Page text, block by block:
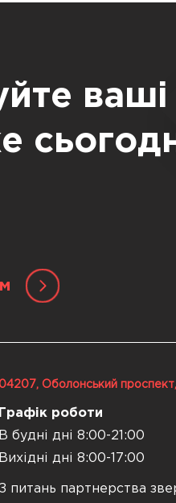
ваші
Оболонський проспект,
Графік роботи
В будні дні 8:00-21:00
Вихідні дні 8:00-17:00
З питань партнерства